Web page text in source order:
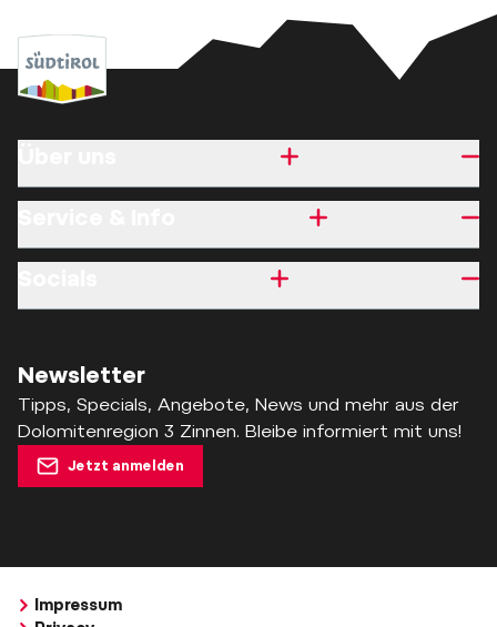
Newsletter
Tipps, Specials, Angebote, News und mehr aus der
Dolomitenregion 3 Zinnen. Bleibe informiert mit uns!
Jetzt anmelden
Impressum